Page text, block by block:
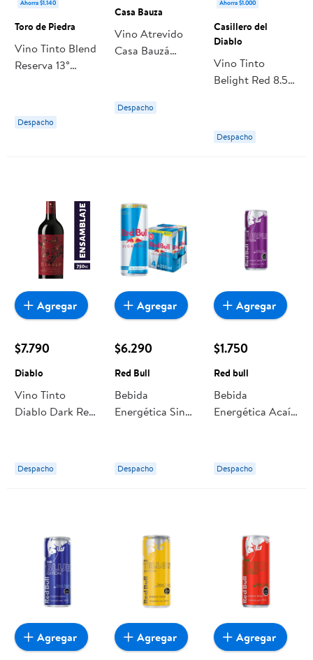
Ahorra $1.140
Toro de Piedra
Vino Tinto Blend
Reserva 13°
Despacho
Casa Bauza
Vino Atrevido
Casa Bauzá
Despacho
Ahorra $1.000
Casillero del
Diablo
Vino Tinto
Belight Red 8.5°
Diablo
Despacho
$7.790
Diablo
Vino Tinto
Diablo Dark Red
Despacho
Agregar
$6.290
Red Bull
Bebida
Energética Sin
Red Bull
Despacho
Agregar
$1.750
Red bull
Bebida
Energética Acaí
Despacho
Agregar
Agregar Agregar Agregar